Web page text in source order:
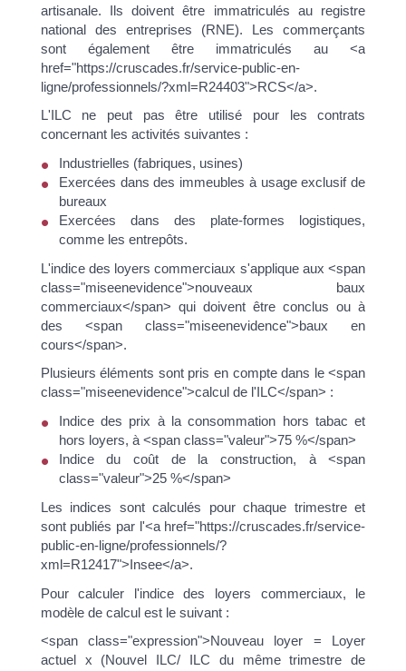
artisanale. Ils doivent être immatriculés au registre
national des entreprises (RNE). Les commerçants
sont également être immatriculés au <a
href="https://cruscades.fr/service-public-en-
ligne/professionnels/?xml=R24403">RCS</a>.
L'ILC ne peut pas être utilisé pour les contrats
concernant les activités suivantes :
Industrielles (fabriques, usines)
Exercées dans des immeubles à usage exclusif de
bureaux
Exercées dans des plate-formes logistiques,
comme les entrepôts.
L'indice des loyers commerciaux s'applique aux <span
class="miseenevidence">nouveaux baux
commerciaux</span> qui doivent être conclus ou à
des <span class="miseenevidence">baux en
cours</span>.
Plusieurs éléments sont pris en compte dans le <span
class="miseenevidence">calcul de l'ILC</span> :
Indice des prix à la consommation hors tabac et
hors loyers, à <span class="valeur">75 %</span>
Indice du coût de la construction, à <span
class="valeur">25 %</span>
Les indices sont calculés pour chaque trimestre et
sont publiés par l'<a href="https://cruscades.fr/service-
public-en-ligne/professionnels/?
xml=R12417">Insee</a>.
Pour calculer l'indice des loyers commerciaux, le
modèle de calcul est le suivant :
<span class="expression">Nouveau loyer = Loyer
actuel x (Nouvel ILC/ ILC du même trimestre de